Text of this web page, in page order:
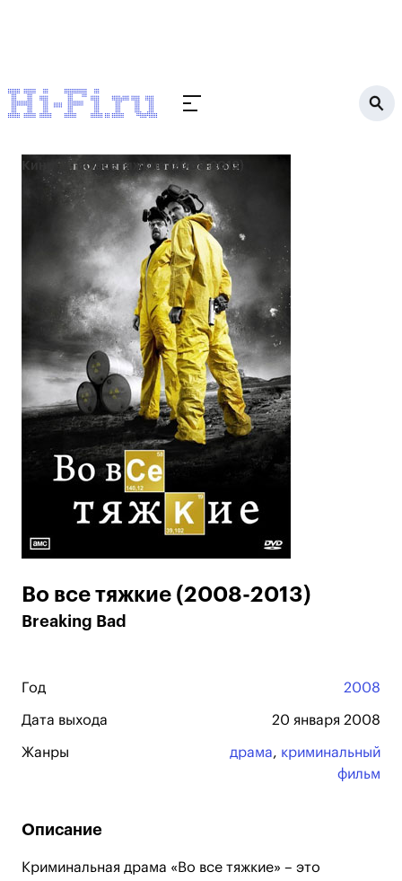
Кино Во все тяжкие (2008-2013)
Во все тяжкие (2008-2013)
Breaking Bad
Год 2008
Дата выхода 20 января 2008
Жанры драма, криминальный
фильм
Описание
Криминальная драма «Во все тяжкие» – это